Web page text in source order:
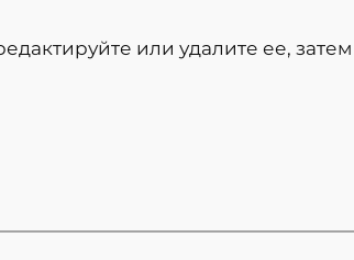
или удалите ее, затем